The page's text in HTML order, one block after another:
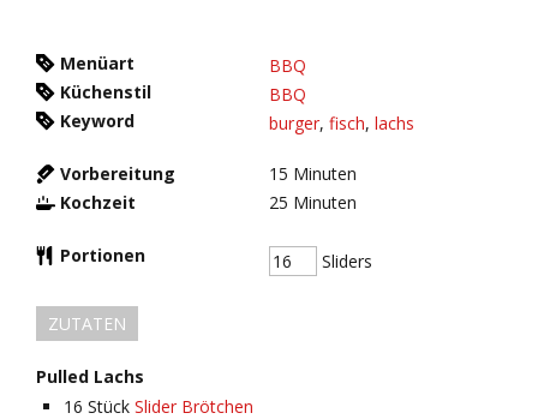
Menüart
BBQ
Küchenstil
BBQ
Keyword
burger, fisch, lachs
Vorbereitung 15 Minuten
Kochzeit
25 Minuten
Portionen Sliders
ZUTATEN
Pulled Lachs
16 Stück Slider Brötchen